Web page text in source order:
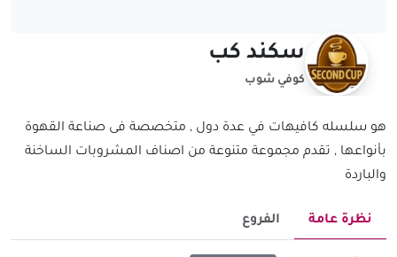
سكند كب
كوفي شوب
هو سلسله كافيهات في عدة دول , متخصصة فى صناعة القهوة
بأنواعها , تقدم مجموعة متنوعة من اصناف المشروبات الساخنة
والباردة
نظرة عامة الفروع